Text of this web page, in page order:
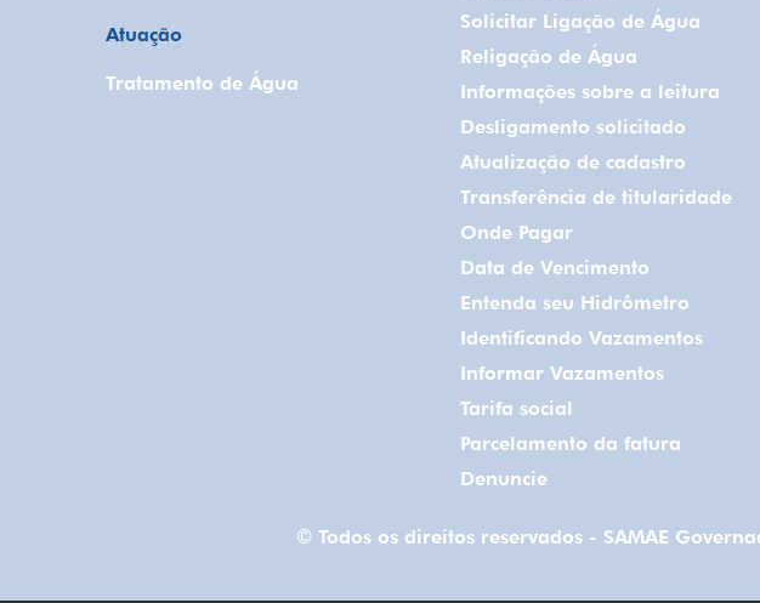
Atuação
Tratamento de Água
Solicitar Ligação de Água
Religação de Água
Informações sobre a leitura
Desligamento solicitado
Atualização de cadastro
Transferência de titularidade
Onde Pagar
Data de Vencimento
Entenda seu Hidrômetro
Identificando Vazamentos
Informar Vazamentos
Tarifa social
Parcelamento da fatura
Denuncie
© Todos os direitos reservados - SAMAE